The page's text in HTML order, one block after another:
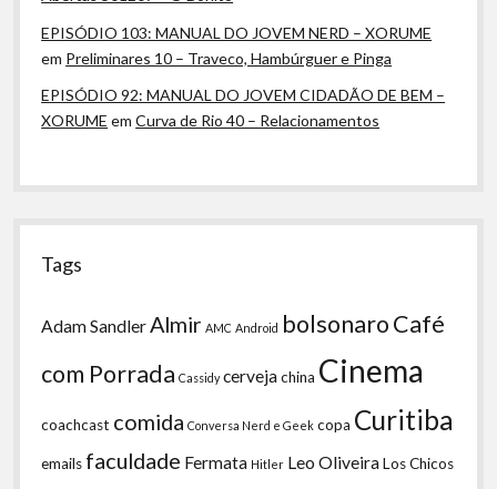
EPISÓDIO 103: MANUAL DO JOVEM NERD – XORUME
em Preliminares 10 – Traveco, Hambúrguer e Pinga
EPISÓDIO 92: MANUAL DO JOVEM CIDADÃO DE BEM –
XORUME emCurva de Rio 40 – Relacionamentos
Tags
Adam Sandler Almir AMC Android bolsonaroCafé
com Porrada Cassidy cervejachina Cinema
coachcast comida Conversa Nerd e Geek copa Curitiba
emails faculdade Fermata Hitler Leo OliveiraLos Chicos